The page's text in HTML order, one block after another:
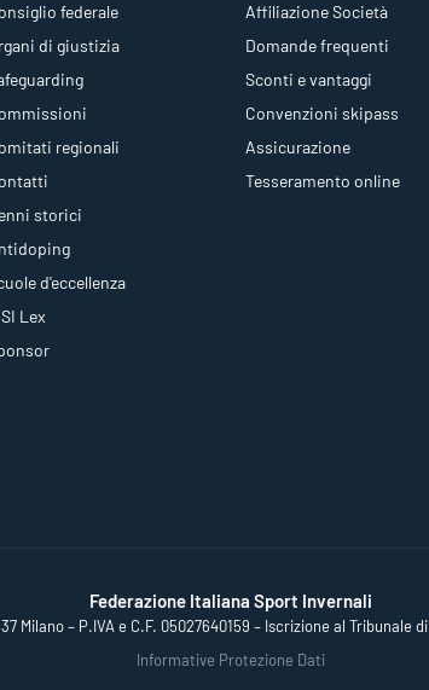
federale
di giustizia
regionali
storici
d'eccellenza
Lex
Affiliazione Società
Domande frequenti
Sconti e vantaggi
Convenzioni skipass
Assicurazione
Tesseramento online
Federazione Italiana Sport Invernali
Milano – P.IVA e C.F. 05027640159 – Iscrizione al Tribunale
Informative Protezione Dati